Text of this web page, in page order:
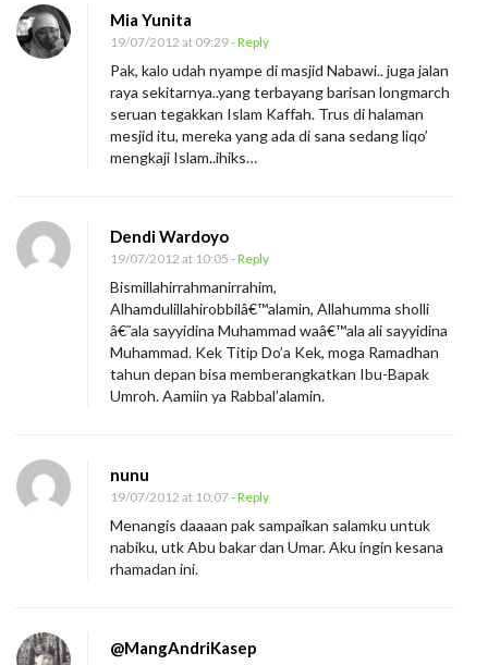
Mia Yunita
19/07/2012 at 09:29- Reply
Pak, kalo udah nyampe di masjid Nabawi.. juga jalan
raya sekitarnya..yang terbayang barisan longmarch
seruan tegakkan Islam Kaffah. Trus di halaman
mesjid itu, mereka yang ada di sana sedang liqo’
mengkaji Islam..ihiks…
Dendi Wardoyo
19/07/2012 at 10:05 - Reply
Bismillahirrahmanirrahim,
Alhamdulillahirobbilâ€™alamin, Allahumma sholli
â€˜ala sayyidina Muhammad waâ€™ala ali sayyidina
Muhammad. Kek Titip Do’a Kek, moga Ramadhan
tahun depan bisa memberangkatkan Ibu-Bapak
Umroh. Aamiin ya Rabbal’alamin.
nunu
19/07/2012 at 10:07- Reply
Menangis daaaan pak sampaikan salamku untuk
nabiku, utk Abu bakar dan Umar. Aku ingin kesana
rhamadan ini.
@MangAndriKasep